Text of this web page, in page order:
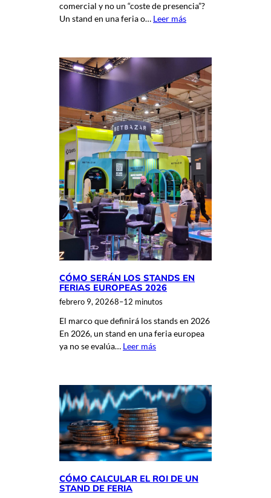
comercial y no un “coste de presencia”?
Un stand en una feria o… Leer más
CÓMO SERÁN LOS STANDS EN
FERIAS EUROPEAS 2026
febrero 9, 20268–12 minutos
El marco que definirá los stands en 2026
En 2026, un stand en una feria europea
ya no se evalúa… Leer más
CÓMO CALCULAR EL ROI DE UN
STAND DE FERIA